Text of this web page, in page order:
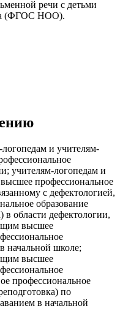
речи с детьми
(ФГОС НОО).
и учителям-
учителям-логопедам и
профессиональное
с дефектологией,
образование
в области дефектологии,
высшее
начальной школе;
высшее
профессиональное
по
в начальной